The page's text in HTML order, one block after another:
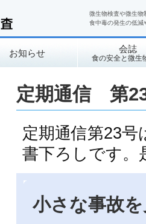
微生物検査や微生物
食中毒の発生の低減
お知らせ 会誌
食の安全と微生
定期通信 第
定期通信第23号
書下ろしです。
小さな事故